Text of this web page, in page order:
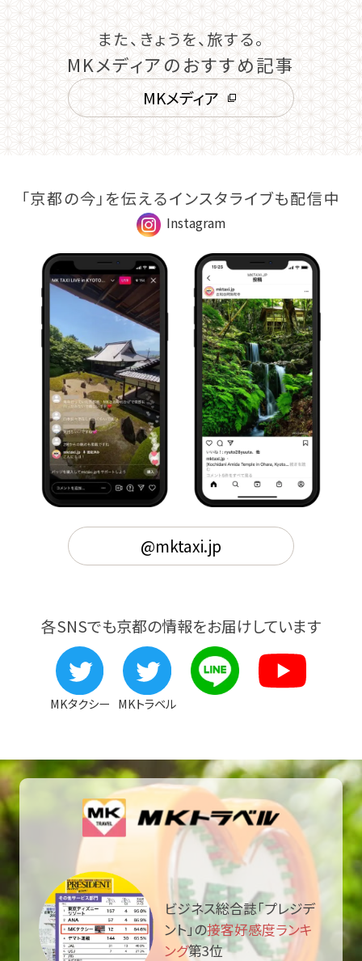
また、きょうを、旅する。
MKメディアのおすすめ記事
MKメディア
「京都の今」を伝えるインスタライブも配信中
Instagram
@mktaxi.jp
各SNSでも京都の情報をお届けしています
MKタクシー MKトラベル
ビジネス総合誌「プレジデ
ント」の接客好感度ランキ
ング第3位